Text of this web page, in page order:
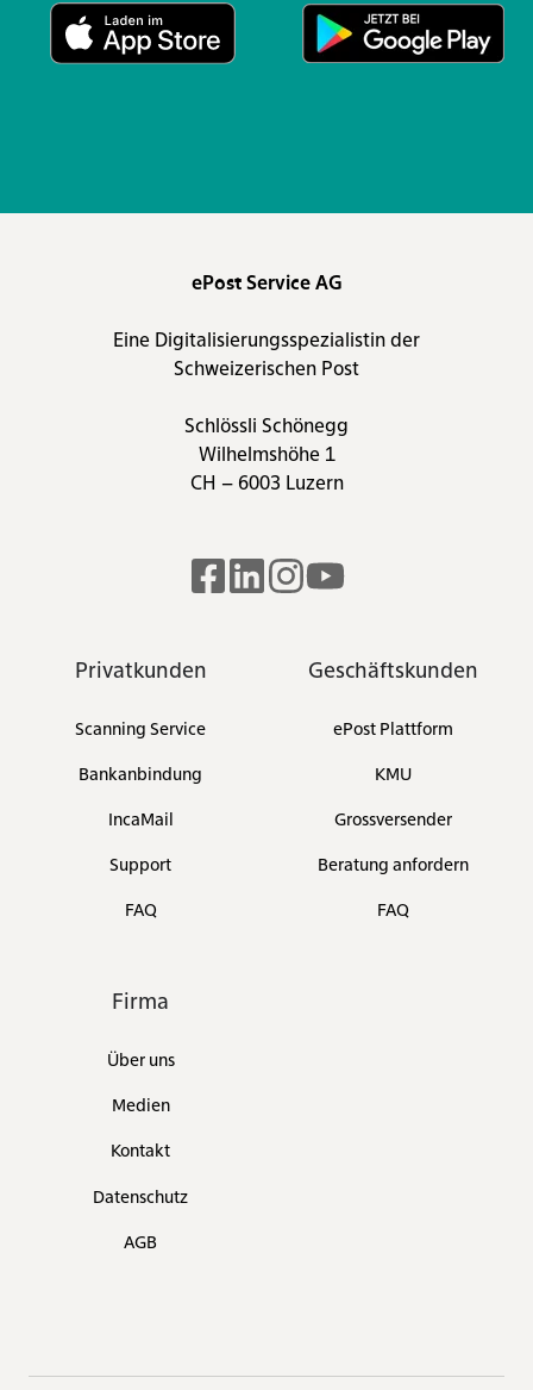
ePost Service AG
Eine Digitalisierungsspezialistin der
Schweizerischen Post
Schlössli Schönegg
Wilhelmshöhe 1
CH – 6003 Luzern
ReadJoinBrowse
GitHub
Privatkunden
Scanning Service
Bankanbindung
IncaMail
Support
FAQ
Geschäftskunden
ePost Plattform
KMU
Grossversender
Beratung anfordern
FAQ
Firma
Über uns
Medien
Kontakt
Datenschutz
AGB